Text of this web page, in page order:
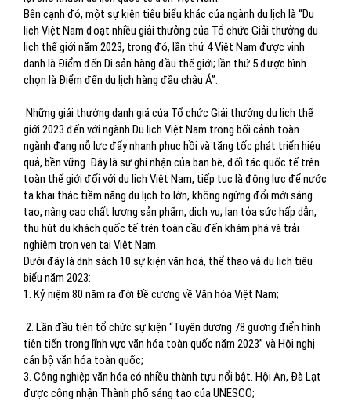
Bên cạnh đó, một sự kiện tiêu biểu khác của ngành du lịch là “Du
lịch Việt Nam đoạt nhiều giải thưởng của Tổ chức Giải thưởng du
lịch thế giới năm 2023, trong đó, lần thứ 4 Việt Nam được vinh
danh là Điểm đến Di sản hàng đầu thế giới; lần thứ 5 được bình
chọn là Điểm đến du lịch hàng đầu châu Á”.
Những giải thưởng danh giá của Tổ chức Giải thưởng du lịch thế
giới 2023 đến với ngành Du lịch Việt Nam trong bối cảnh toàn
ngành đang nỗ lực đẩy nhanh phục hồi và tăng tốc phát triển hiệu
quả, bền vững. Đây là sự ghi nhận của bạn bè, đối tác quốc tế trên
toàn thế giới đối với du lịch Việt Nam, tiếp tục là động lực để nước
ta khai thác tiềm năng du lịch to lớn, không ngừng đổi mới sáng
tạo, nâng cao chất lượng sản phẩm, dịch vụ; lan tỏa sức hấp dẫn,
thu hút du khách quốc tế trên toàn cầu đến khám phá và trải
nghiệm trọn vẹn tại Việt Nam.
Dưới đây là dnh sách 10 sự kiện văn hoá, thể thao và du lịch tiêu
biểu năm 2023:
1. Kỷ niệm 80 năm ra đời Đề cương về Văn hóa Việt Nam;
2. Lần đầu tiên tổ chức sự kiện “Tuyên dương 78 gương điển hình
tiên tiến trong lĩnh vực văn hóa toàn quốc năm 2023” và Hội nghị
cán bộ văn hóa toàn quốc;
3. Công nghiệp văn hóa có nhiều thành tựu nổi bật. Hội An, Đà Lạt
được công nhận Thành phố sáng tạo của UNESCO;